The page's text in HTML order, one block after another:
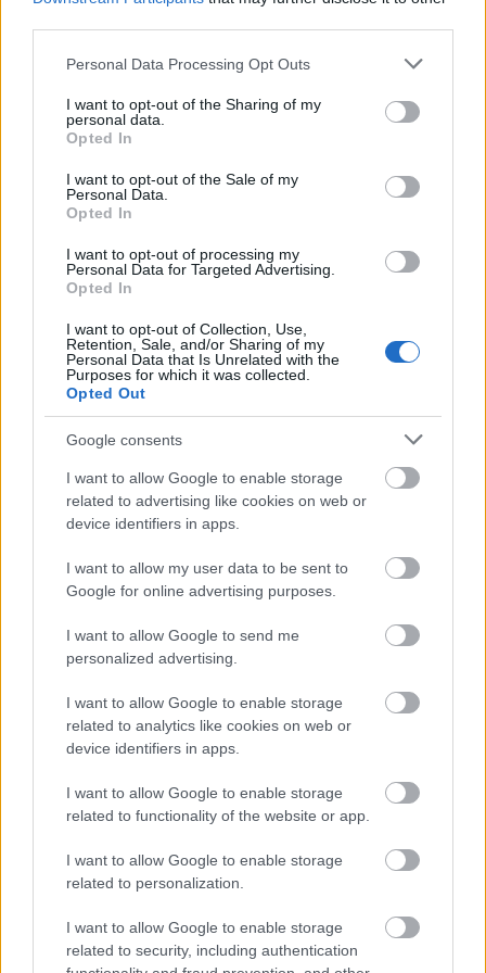
Please note that this website/app uses one or more Google
not limited to your visit or usage behaviour. You may click to
grant or deny consent to Google and its third-party tags to
use your data for below specified purposes in below Google
consent section.
Personal Data Processing Opt Outs
I want to opt-out of the Sharing of my
personal data.
Opted In
I want to opt-out of the Sale of my
Personal Data.
Opted In
I want to opt-out of processing my
Personal Data for Targeted Advertising.
Opted In
I want to opt-out of Collection, Use,
Retention, Sale, and/or Sharing of my
Personal Data that Is Unrelated with the
Purposes for which it was collected.
Opted Out
Google consents
I want to allow Google to enable storage
related to advertising like cookies on web or
device identifiers in apps.
I want to allow my user data to be sent to
Google for online advertising purposes.
I want to allow Google to send me
personalized advertising.
I want to allow Google to enable storage
related to analytics like cookies on web or
device identifiers in apps.
I want to allow Google to enable storage
related to functionality of the website or app.
I want to allow Google to enable storage
related to personalization.
I want to allow Google to enable storage
related to security, including authentication
Vasárnap Nógrádot is eléri a legmagasabb
MAGYAR ÉPÍTŐK
műemlékfelújítás műemlék restaurálás
Történelmi táj, amelynek minden köve mesél –
megújul a tatai Angolkert
műemlékek, köztük a különleges Műromok, valamint a közeli
Várkanyarban álló Nepomuki Szent János híd és szobor is.
M1 bővítés: már zajlik a teljesen új
Bicske Kelet csomópont építése
csomópont épül Angyalföldön